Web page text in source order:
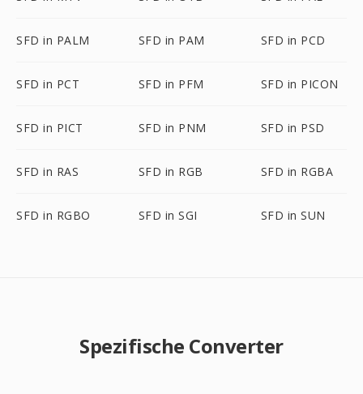
SFD in PALM SFD in PAM SFD in PCD
SFD in PCT SFD in PFM SFD in PICON
SFD in PICT SFD in PNM SFD in PSD
SFD in RAS SFD in RGB SFD in RGBA
SFD in RGBO SFD in SGI SFD in SUN
Spezifische Converter